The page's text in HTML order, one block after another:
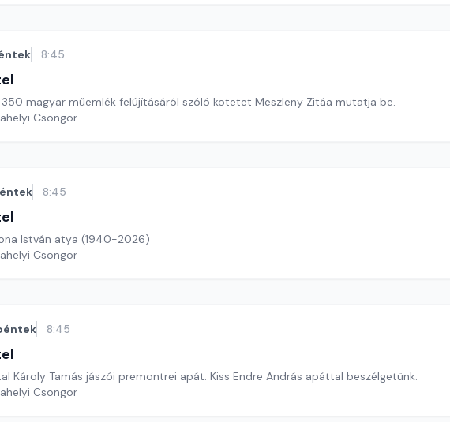
8:45
A megújulás kora. 350 magyar műemlék felújításáról szóló kötetet Meszleny Zitáa mutatja be.
Csongor
8:45
István atya (1940-2026)
Csongor
8:45
Károly Tamás jászói premontrei apát. Kiss Endre András apáttal beszélgetünk.
Csongor